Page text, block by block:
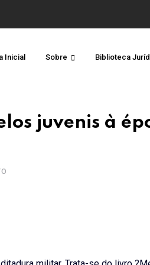
Inicial Sobre Biblioteca
juvenis à